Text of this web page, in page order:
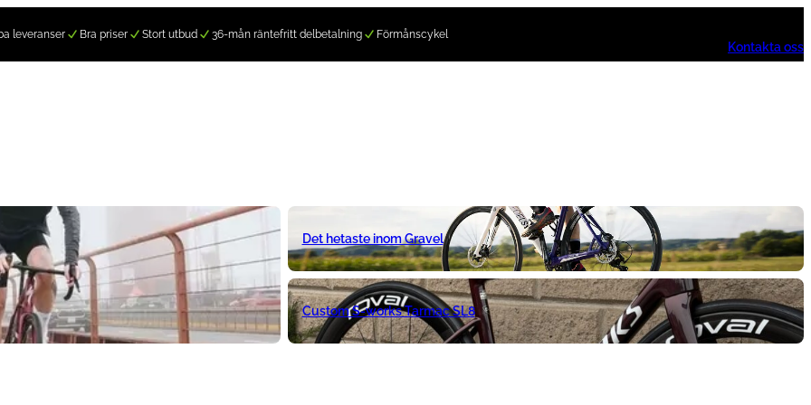
leveranser Bra priser Stort utbud 36-mån räntefritt delbetalning Förmånscykel
Kontakta oss
Det hetaste inom Gravel
Custom S-works Tarmac SL8